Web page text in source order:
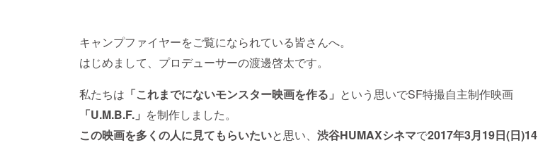
キャンプファイヤーをご覧になられている皆さんへ。
はじめまして、プロデューサーの渡邊啓太です。
私たちは 「これまでにないモンスター映画を作る」 という思いでSF特撮自主制作映画
「U.M.B.F.」 を制作しました。
この映画を多くの人に見てもらいたいと思い、 渋谷HUMAXシネマで2017年3月19日(日)14